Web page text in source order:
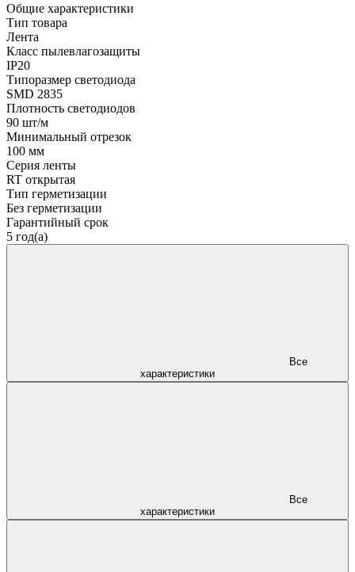
Общие характеристики
Тип товара
Лента
Класс пылевлагозащиты
IP20
Типоразмер светодиода
SMD 2835
Плотность светодиодов
90 шт/м
Минимальный отрезок
100 мм
Серия ленты
RT открытая
Тип герметизации
Без герметизации
Гарантийный срок
5 год(а)
характеристики
характеристики